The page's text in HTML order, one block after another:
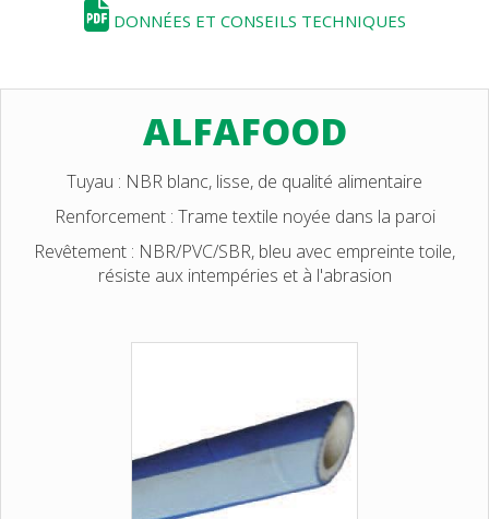
DONNÉES ET CONSEILS TECHNIQUES
ALFAFOOD
Tuyau : NBR blanc, lisse, de qualité alimentaire
Renforcement : Trame textile noyée dans la paroi
Revêtement : NBR/PVC/SBR, bleu avec empreinte toile,
résiste aux intempéries et à l'abrasion